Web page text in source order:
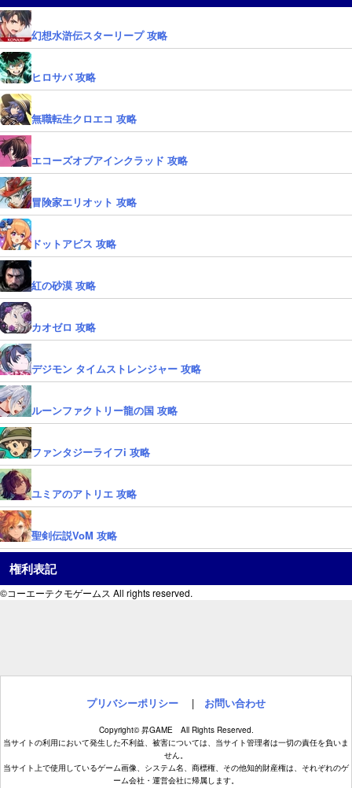
幻想水滸伝スターリープ 攻略
ヒロサバ 攻略
無職転生クロエコ 攻略
エコーズオブアインクラッド 攻略
冒険家エリオット 攻略
ドットアビス 攻略
紅の砂漠 攻略
カオゼロ 攻略
デジモン タイムストレンジャー 攻略
ルーンファクトリー龍の国 攻略
ファンタジーライフi 攻略
ユミアのアトリエ 攻略
聖剣伝説VoM 攻略
権利表記
©コーエーテクモゲームス All rights reserved.
プリバシーポリシー | お問い合わせ
Copyright© 昇GAME All Rights Reserved.
当サイトの利用において発生した不利益、被害については、当サイト管理者は一切の責任を負いま
せん。
当サイト上で使用しているゲーム画像、システム名、商標権、その他知的財産権は、それぞれのゲ
ーム会社・運営会社に帰属します。